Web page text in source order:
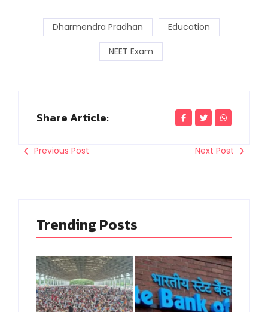
Dharmendra Pradhan Education
NEET Exam
Share Article:
Previous Post Next Post
Trending Posts